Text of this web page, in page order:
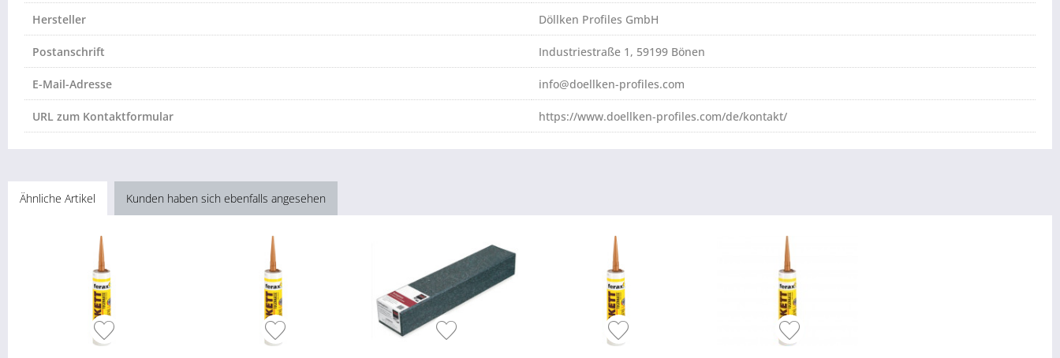
Hersteller Döllken Profiles GmbH
Postanschrift Industriestraße 1, 59199 Bönen
E-Mail-Adresse info@doellken-profiles.com
URL zum Kontaktformular https://www.doellken-profiles.com/de/kontakt/
Ähnliche Artikel Kunden haben sich ebenfalls angesehen